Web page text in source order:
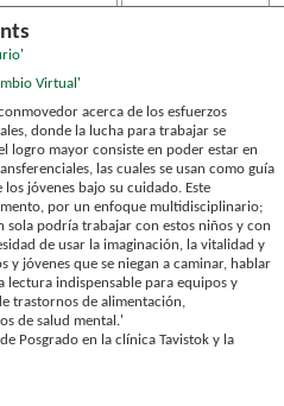
Virtual'
acerca de los esfuerzos
donde la lucha para trabajar se
logro mayor consiste en poder estar en
las cuales se usan como guía
jóvenes bajo su cuidado. Este
por un enfoque multidisciplinario;
podría trabajar con estos niños y con
de usar la imaginación, la vitalidad y
y jóvenes que se niegan a caminar, hablar
lectura indispensable para equipos y
trastornos de alimentación,
de salud mental.'
Posgrado en la clínica Tavistok y la